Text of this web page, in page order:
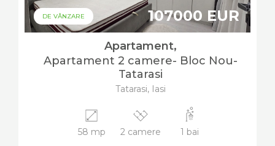
DE VÂNZARE 107000 EUR
Apartament,
Apartament 2 camere- Bloc Nou-
Tatarasi
Tatarasi, Iasi
58 mp 2 camere 1 bai